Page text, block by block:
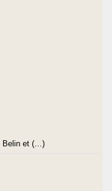
Belin et (…)